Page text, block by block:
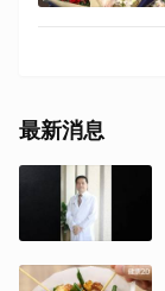
最新消息